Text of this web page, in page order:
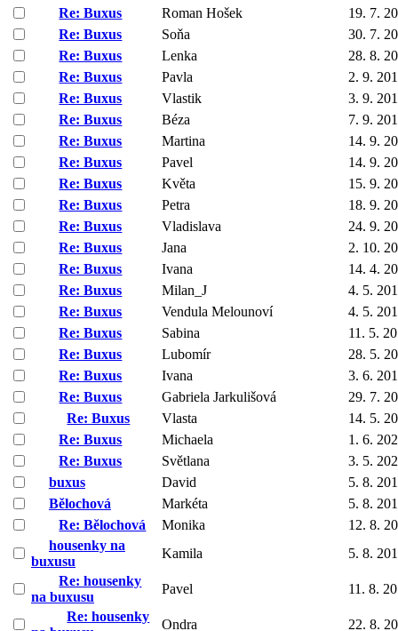
Re: Buxus
Roman Hošek
19. 7.
Re: Buxus
Soňa
30. 7.
Re: Buxus
Lenka
28. 8.
Re: Buxus
Pavla
2. 9.
Re: Buxus
Vlastik
3. 9.
Re: Buxus
Béza
7. 9.
Re: Buxus
Martina
14. 9.
Re: Buxus
Pavel
14. 9.
Re: Buxus
Květa
15. 9.
Re: Buxus
Petra
18. 9.
Re: Buxus
Vladislava
24. 9.
Re: Buxus
Jana
2. 10.
Re: Buxus
Ivana
14. 4.
Re: Buxus
Milan_J
4. 5.
Re: Buxus
Vendula Melounoví
4. 5.
Re: Buxus
Sabina
11. 5.
Re: Buxus
Lubomír
28. 5.
Re: Buxus
Ivana
3. 6.
Re: Buxus
Gabriela Jarkulišová
29. 7.
Re: Buxus
Vlasta
14. 5.
Re: Buxus
Michaela
1. 6.
Re: Buxus
Světlana
3. 5.
buxus
David
5. 8.
Bělochová
Markéta
5. 8.
Re: Bělochová
Monika
12. 8.
housenky na
buxusu
Kamila
5. 8.
Re: housenky
na buxusu
Pavel
11. 8.
Re: housenky
Ondra
22. 8.